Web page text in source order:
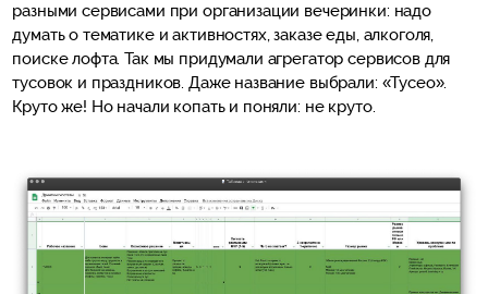
разными сервисами при организации вечеринки: надо
думать о тематике и активностях, заказе еды, алкоголя,
поиске лофта. Так мы придумали агрегатор сервисов для
тусовок и праздников. Даже название выбрали: «Тусео».
Круто же! Но начали копать и поняли: не круто.